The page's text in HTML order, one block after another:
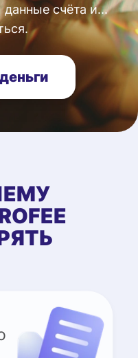
счёта и...